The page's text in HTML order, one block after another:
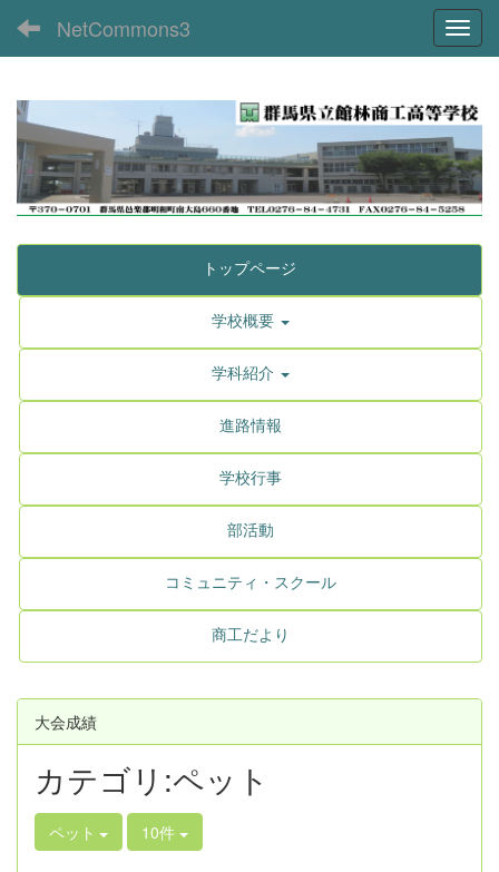
NetCommons3
トップページ
学校概要
学科紹介
進路情報
学校行事
部活動
コミュニティ・スクール
商工だより
大会成績
カテゴリ:ペット
ペット 10件